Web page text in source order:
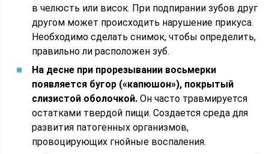
в челюсть или висок. При подпирании зубов друг
другом может происходить нарушение прикуса.
Необходимо сделать снимок, чтобы определить,
правильно ли расположен зуб.
На десне при прорезывании восьмерки
появляется бугор («капюшон»), покрытый
слизистой оболочкой. Он часто травмируется
остатками твердой пищи. Создается среда для
развития патогенных организмов,
провоцирующих гнойные воспаления.